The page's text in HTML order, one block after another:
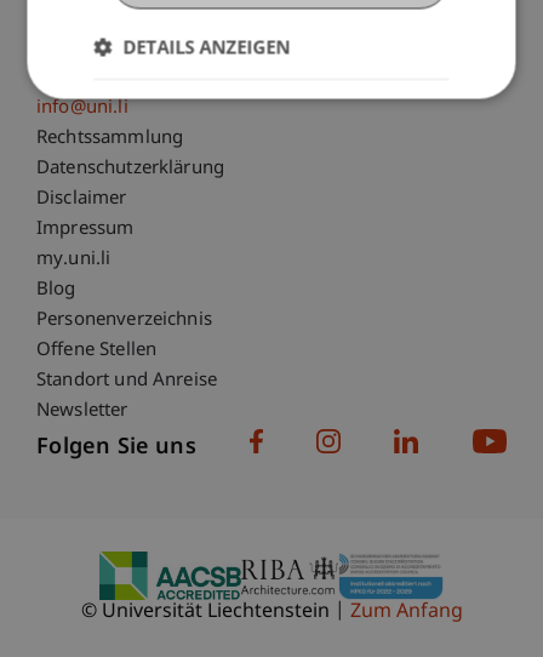
Liechtenstein
info@uni.li
Fußzeile Rechtliche Hinweise
Rechtssammlung
Datenschutzerklärung
Disclaimer
Impressum
Fußzeile Subdomain-Verzeichnis
my.uni.li
Blog
Personenverzeichnis
Offene Stellen
Standort und Anreise
Newsletter
Folgen Sie uns
© Universität Liechtenstein Zum Anfang
DETAILS ANZEIGEN